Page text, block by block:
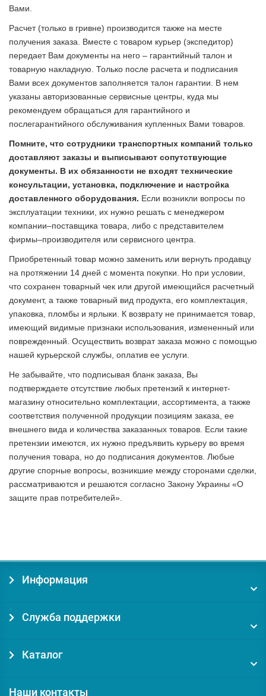
Вами.
Расчет (только в гривне) производится также на месте
получения заказа. Вместе с товаром курьер (экспедитор)
передает Вам документы на него – гарантийный талон и
товарную накладную. Только после расчета и подписания
Вами всех документов заполняется талон гарантии. В нем
указаны авторизованные сервисные центры, куда мы
рекомендуем обращаться для гарантийного и
послегарантийного обслуживания купленных Вами товаров.
Помните, что сотрудники транспортных компаний только
доставляют заказы и выписывают сопутствующие
документы. В их обязанности не входят технические
консультации, установка, подключение и настройка
доставленного оборудования. Если возникли вопросы по
эксплуатации техники, их нужно решать с менеджером
компании–поставщика товара, либо с представителем
фирмы–производителя или сервисного центра.
Приобретенный товар можно заменить или вернуть продавцу
на протяжении 14 дней с момента покупки. Но при условии,
что сохранен товарный чек или другой имеющийся расчетный
документ, а также товарный вид продукта, его комплектация,
упаковка, пломбы и ярлыки. К возврату не принимается товар,
имеющий видимые признаки использования, измененный или
поврежденный. Осуществить возврат заказа можно с помощью
нашей курьерской службы, оплатив ее услуги.
Не забывайте, что подписывая бланк заказа, Вы
подтверждаете отсутствие любых претензий к интернет-
магазину относительно комплектации, ассортимента, а также
соответствия полученной продукции позициям заказа, ее
внешнего вида и количества заказанных товаров. Если такие
претензии имеются, их нужно предъявить курьеру во время
получения товара, но до подписания документов. Любые
другие спорные вопросы, возникшие между сторонами сделки,
рассматриваются и решаются согласно Закону Украины «О
защите прав потребителей».
Информация
Служба поддержки
Каталог
Наши контакты